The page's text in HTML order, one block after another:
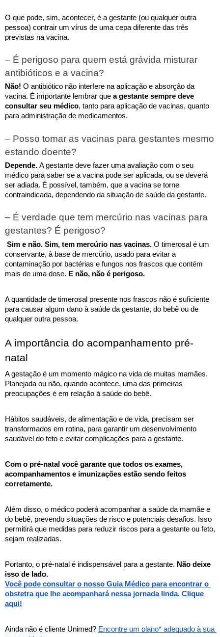
O que pode, sim, acontecer, é a gestante (ou qualquer outra
pessoa) contrair um vírus de uma cepa diferente das três
previstas na vacina.
– É perigoso para quem está grávida misturar
antibióticos e a vacina?
Não! O antibiótico não interfere na aplicação e absorção da
vacina. É importante lembrar que a gestante sempre deve
consultar seu médico, tanto para aplicação de vacinas, quanto
para administração de medicamentos.
– Posso tomar as vacinas para gestantes mesmo
estando doente?
Depende. A gestante deve fazer uma avaliação com o seu
médico para saber se a vacina pode ser aplicada, ou se deverá
ser adiada. É possível, também, que a vacina se torne
contraindicada, dependendo da situação de saúde da gestante.
– É verdade que tem mercúrio nas vacinas para
gestantes? É perigoso?
Sim e não. Sim, tem mercúrio nas vacinas. O timerosal é um
conservante, à base de mercúrio, usado para evitar a
contaminação por bactérias e fungos nos frascos que contém
mais de uma dose. E não, não é perigoso.
A quantidade de timerosal presente nos frascos não é suficiente
para causar algum dano à saúde da gestante, do bebê ou de
qualquer outra pessoa.
A importância do acompanhamento pré-
natal
A gestação é um momento mágico na vida de muitas mamães.
Planejada ou não, quando acontece, uma das primeiras
preocupações é em relação à saúde do bebê.
Hábitos saudáveis, de alimentação e de vida, precisam ser
transformados em rotina, para garantir um desenvolvimento
saudável do feto e evitar complicações para a gestante.
Com o pré-natal você garante que todos os exames,
acompanhamentos e imunizações estão sendo feitos
corretamente.
Além disso, o médico poderá acompanhar a saúde da mamãe e
do bebê, prevendo situações de risco e potenciais desafios. Isso
permitirá que medidas para reduzir riscos para a gestante ou feto,
sejam realizadas.
Portanto, o pré-natal é indispensável para a gestante. Não deixe
isso de lado.
Você pode consultar o nosso Guia Médico para encontrar o
obstetra que lhe acompanhará nessa jornada linda. Clique
aqui!
Ainda não é cliente Unimed? Encontre um plano* adequado à sua